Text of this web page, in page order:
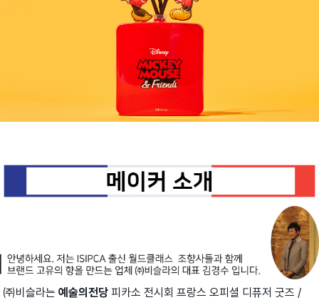
㈜비슬라는 예술의전당 피카소 전시회 프랑스 오피셜 디퓨저 굿즈 /